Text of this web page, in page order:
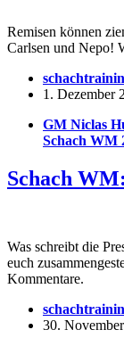
Remisen können
Carlsen und Nepo!
1. Dezember
GM Niclas
Schach WM
Schach
Was schreibt die
euch
Kommentare.
30.